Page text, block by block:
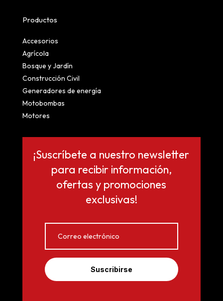
Productos
Accesorios
Agrícola
Bosque y Jardín
Construcción Civil
Generadores de energía
Motobombas
Motores
¡Suscríbete a nuestro newsletter
para recibir información,
ofertas y promociones
exclusivas!
Suscribirse